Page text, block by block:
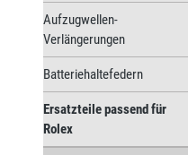
Aufzugwellen-
Verlängerungen
Batteriehaltefedern
Ersatzteile passend für
Rolex